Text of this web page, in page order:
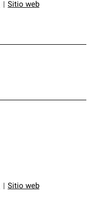
Sitio web
Sitio web